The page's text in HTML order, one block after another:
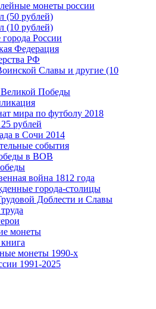
монеты россии
(50 рублей)
(10 рублей)
России
Федерация
РФ
Славы и другие (10
Победы
мира по футболу 2018
рублей
в Сочи 2014
события
в ВОВ
война 1812 года
города-столицы
Доблести и Славы
монеты
монеты 1990-х
1991-2025